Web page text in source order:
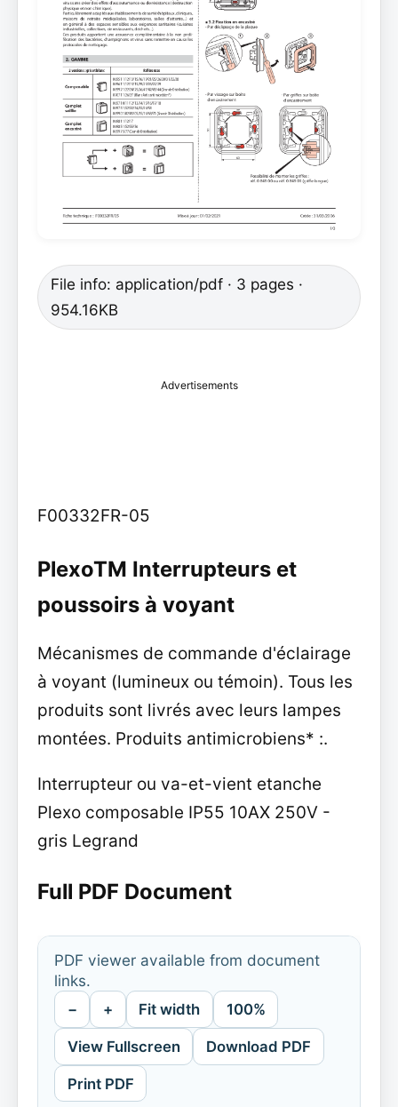
File info: application/pdf · 3 pages ·
954.16KB
Advertisements
F00332FR-05
PlexoTM Interrupteurs et
poussoirs à voyant
Mécanismes de commande d'éclairage
à voyant (lumineux ou témoin). Tous les
produits sont livrés avec leurs lampes
montées. Produits antimicrobiens* :.
Interrupteur ou va-et-vient etanche
Plexo composable IP55 10AX 250V -
gris Legrand
Full PDF Document
PDF viewer available from document
links.
− + Fit width 100%
View Fullscreen Download PDF
Print PDF